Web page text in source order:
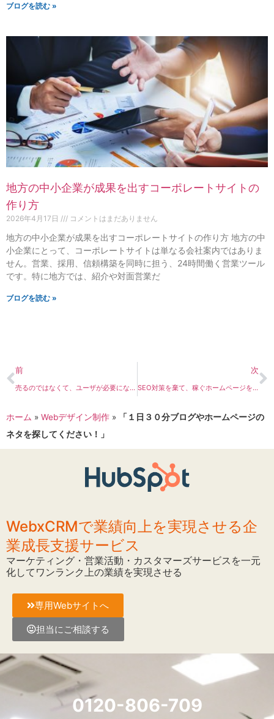
ブログを読む »
地方の中小企業が成果を出すコーポレートサイトの
作り方
2026年4月17日 コメントはまだありません
地方の中小企業が成果を出すコーポレートサイトの作り方 地方の中
小企業にとって、コーポレートサイトは単なる会社案内ではありま
せん。営業、採用、信頼構築を同時に担う、24時間働く営業ツール
です。特に地方では、紹介や対面営業だ
ブログを読む »
前
売るのではなくて、ユーザが必要になる情報を提供できるホームページ制作を！
次
SEO対策を棄て、稼ぐホームページを作るには？
ホーム » Webデザイン制作 »
「１日３０分ブログやホームページの
ネタを探してください！」
WebxCRMで業績向上を実現させる企
業成長支援サービス
マーケティング・営業活動・カスタマーズサービスを一元
化してワンランク上の業績を実現させる
専用Webサイトへ
担当にご相談する
0120-806-709